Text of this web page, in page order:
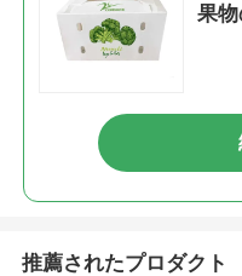
果
推薦されたプロダクト